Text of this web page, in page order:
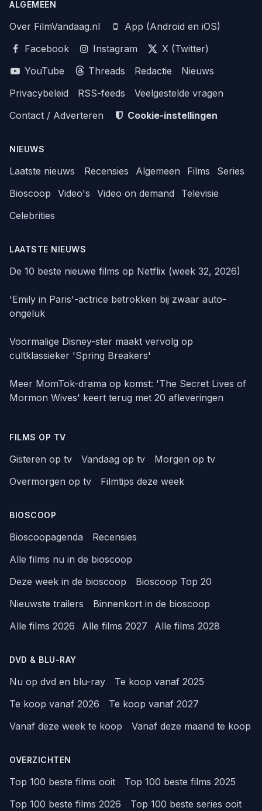
ALGEMEEN
Over FilmVandaag.nl
App (Android en iOS)
Facebook
Instagram
X (Twitter)
YouTube
Threads Redactie
Nieuws
Privacybeleid
RSS-feeds
Veelgestelde vragen
Contact / Adverteren
Cookie-instellingen
NIEUWS
Laatste nieuws Recensies Algemeen Films
Series
Bioscoop
Video's Video on demand
Televisie
Celebrities
LAATSTE NIEUWS
De 10 beste nieuwe films op Netflix (week 32, 2026)
'Emily in Paris'-actrice betrokken bij zwaar auto-
ongeluk
Voormalige Disney-ster maakt vervolg op
cultklassieker 'Spring Breakers'
Meer MomTok-drama op komst: 'The Secret Lives of
Mormon Wives' keert terug met 20 afleveringen
FILMS OP TV
Gisteren op tv Vandaag op tv
Morgen op tv
Overmorgen op tv
Filmtips deze week
BIOSCOOP
Bioscoopagenda
Recensies
Alle films nu in de bioscoop
Deze week in de bioscoop
Bioscoop Top 20
Nieuwste trailers
Binnenkort in de bioscoop
Alle films 2026
Alle films 2027 Alle films 2028
DVD & BLU-RAY
Nu op dvd en blu-ray
Te koop vanaf 2025
Te koop vanaf 2026
Te koop vanaf 2027
Vanaf deze week te koop
Vanaf deze maand te koop
OVERZICHTEN
Top 100 beste films ooit
Top 100 beste films 2025
Top 100 beste films 2026
Top 100 beste series ooit